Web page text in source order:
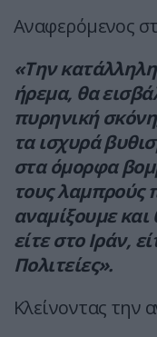
Αναφερόμενος
«Την
ήρεμα, θα
πυρηνική
τα ισχυρά
στα όμορφα
τους λαμπρούς
αναμίξουμε
είτε στο Ιράν,
Πολιτείες».
Κλείνοντας την